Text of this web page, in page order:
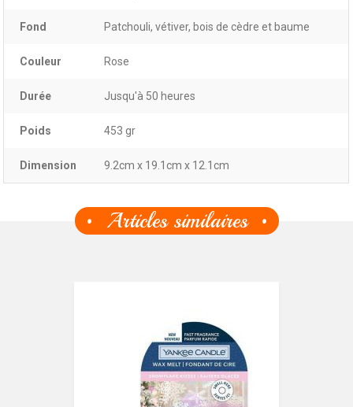
Fond Patchouli, vétiver, bois de cèdre et baume
Couleur Rose
Durée Jusqu'à 50 heures
Poids 453 gr
Dimension 9.2cm x 19.1cm x 12.1cm
Articles similaires